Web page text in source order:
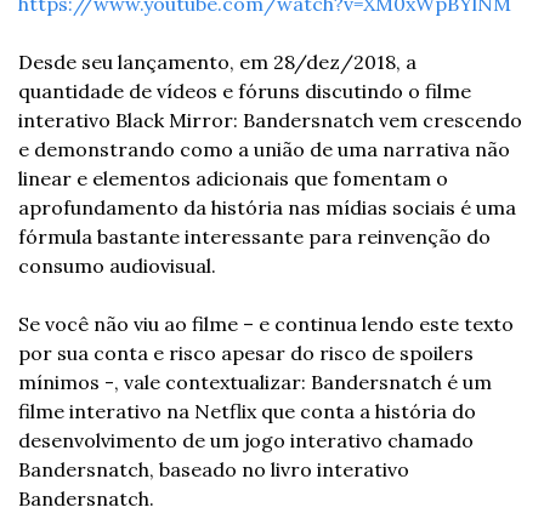
Desde seu lançamento, em 28/dez/2018, a
quantidade de vídeos e fóruns discutindo o filme
interativo Black Mirror: Bandersnatch vem crescendo
e demonstrando como a união de uma narrativa não
linear e elementos adicionais que fomentam o
aprofundamento da história nas mídias sociais é uma
fórmula bastante interessante para reinvenção do
consumo audiovisual.
Se você não viu ao filme – e continua lendo este texto
por sua conta e risco apesar do risco de spoilers
mínimos -, vale contextualizar: Bandersnatch é um
filme interativo na Netflix que conta a história do
desenvolvimento de um jogo interativo chamado
Bandersnatch, baseado no livro interativo
Bandersnatch.